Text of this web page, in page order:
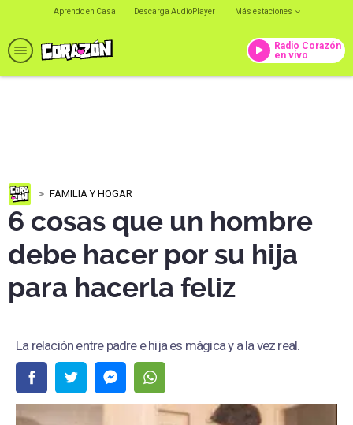
Aprendo en Casa Descarga AudioPlayer Más estaciones
Radio Corazón
en vivo
FAMILIA Y HOGAR
6 cosas que un hombre
debe hacer por su hija
para hacerla feliz
La relación entre padre e hija es mágica y a la vez real.